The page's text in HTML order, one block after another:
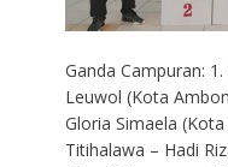
Ganda Campuran:
Leuwol (Kota
Gloria Simaela
Titihalawa – Hadi